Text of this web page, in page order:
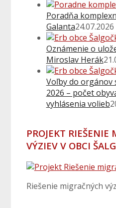
Poradňa
Galanta
Oznámenie o
Miroslav Herák
Voľby do orgánov
2026 – počet
vyhlásenia volieb
PROJEKT RIEŠENIE
VÝZIEV V OBCI
Riešenie migračných